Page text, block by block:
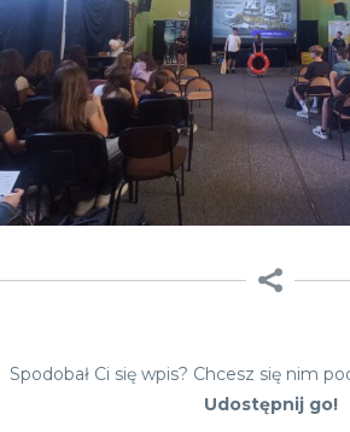
Spodobał Ci się wpis? Chcesz się nim
Udostępnij go!